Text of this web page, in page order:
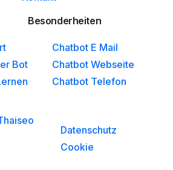
Bot
Besonderheiten
Chatbot E Mail
Chatbot Webseite
Chatbot Telefon
Datenschutz
Cookie